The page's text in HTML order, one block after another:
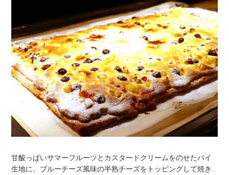
甘酸っぱいサマーフルーツとカスタードクリームをのせたパイ
生地に、ブルーチーズ風味の半熟チーズをトッピングして焼き